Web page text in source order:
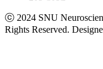
ⓒ 2024 SNU
Rights Reserved.